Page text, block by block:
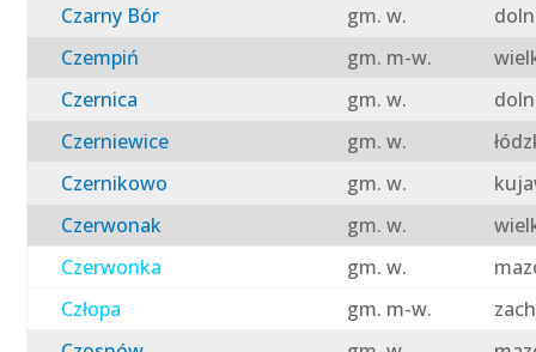
Czarny Bór
gm. w.
Czempiń
gm. m-w.
Czernica
gm. w.
Czerniewice
gm. w.
Czernikowo
gm. w.
Czerwonak
gm. w.
Czerwonka
gm. w.
Człopa
gm. m-w.